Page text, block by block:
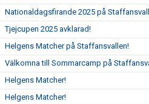
Nationaldagsfirande 2025 på
Tjejcupen 2025 avklarad!
Helgens Matcher på Staffansvallen!
Välkomna till Sommarcamp på
Helgens Matcher!
Helgens Matcher!